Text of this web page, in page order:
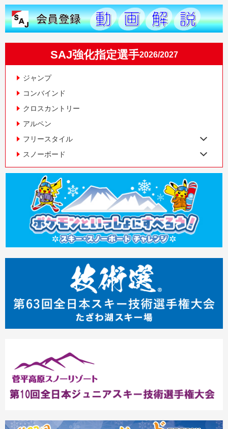
SAJ強化指定選手2026/2027
ジャンプ
コンバインド
クロスカントリー
アルペン
フリースタイル
スノーボード